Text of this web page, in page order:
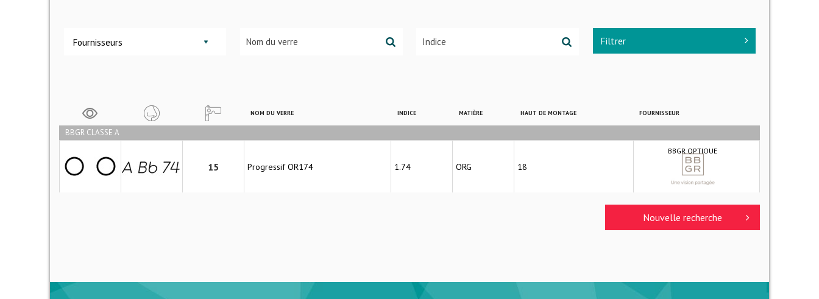
Fournisseurs Filtrer
NOM DU VERRE INDICE MATIÈRE HAUT DE MONTAGE FOURNISSEUR
BBGR CLASSE A
15 Progressif OR174 1.74 ORG 18
BBGR OPTIQUE
Nouvelle recherche